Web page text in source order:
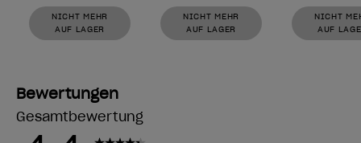
NICHT MEHR
AUF LAGER
NICHT MEHR
AUF LAGER
NICHT
AUF